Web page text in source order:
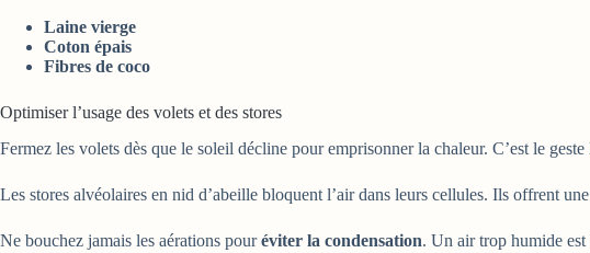
Laine vierge
Coton épais
Fibres de coco
Optimiser l’usage des volets et des stores
Fermez les volets dès que le soleil décline pour emprisonner la chaleur. C’est le
Les stores alvéolaires en nid d’abeille bloquent l’air dans leurs cellules. Ils offrent
Ne bouchez jamais les aérations pouréviter la condensation. Un air trop humide